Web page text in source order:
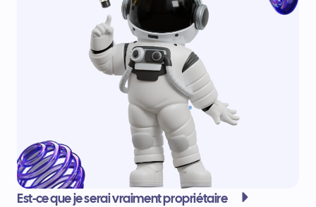
Est-ce que je serai vraiment propriétaire